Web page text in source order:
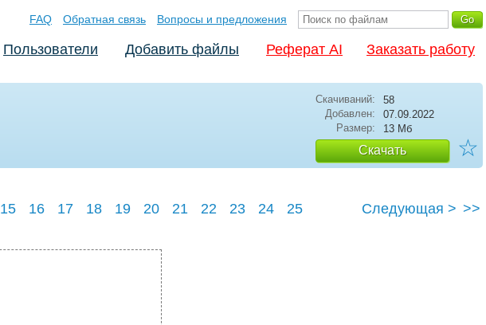
FAQ Обратная связь Вопросы и предложения
Пользователи Добавить файлы Реферат AI Заказать работу
Скачиваний:
58
Добавлен:
07.09.2022
Размер:
13 Мб
Скачать ☆
15 16 17 18 19 20 21 22 23 24 25 Следующая > >>